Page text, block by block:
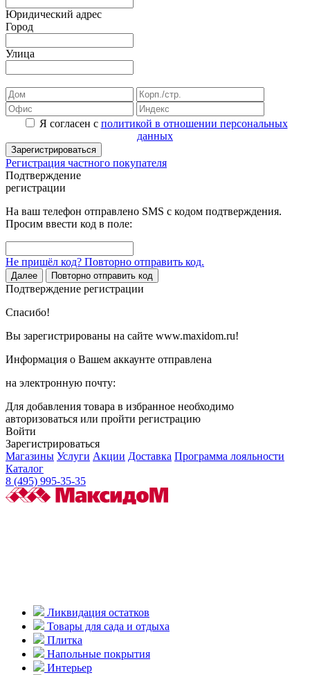
Юридический адрес
Город
Улица
Я согласен с политикой в отношении персональных
данных
Зарегистрироваться
Регистрация частного покупателя
Подтверждение
регистрации
На ваш телефон отправлено SMS с кодом подтверждения.
Просим ввести код в поле:
Не пришёл код? Повторно отправить код.
Далее Повторно отправить код
Подтверждение регистрации
Спасибо!
Вы зарегистрированы на сайте www.maxidom.ru!
Информация о Вашем аккаунте отправлена
на электронную почту:
Для добавления товара в избранное необходимо
авторизоваться или пройти регистрацию
Войти
Зарегистрироваться
Магазины Услуги Акции Доставка Программа лояльности
Каталог
8 (495) 995-35-35
Ликвидация остатков
Товары для сада и отдыха
Плитка
Напольные покрытия
Интерьер